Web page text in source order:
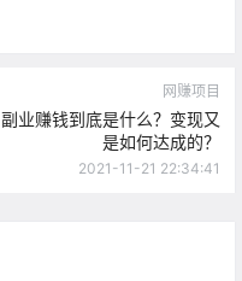
网赚项目
副业赚钱到底是什么？变现又
是如何达成的？
2021-11-21 22:34:41